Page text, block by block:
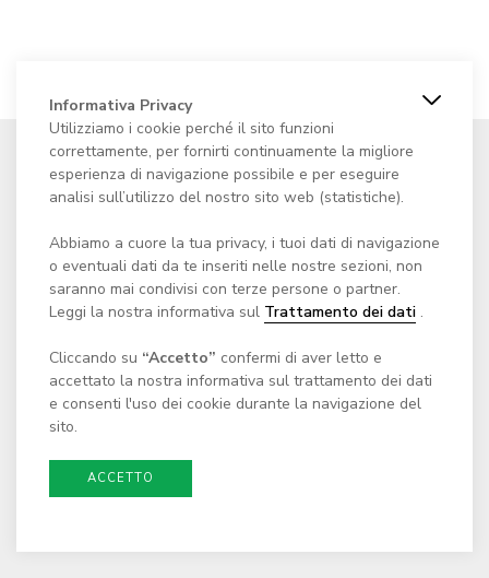
Fondazione Centro culturale
Casa dei Landfogti
Via Cantonale 65
c/o Comune di Monteceneri
CH - 6804 Bironico
E-mail:scrivici@casadeilandfogti.ch
Informativa Privacy
Utilizziamo i cookie perché il sito funzioni
correttamente, per fornirti continuamente la migliore
esperienza di navigazione possibile e per eseguire
analisi sull’utilizzo del nostro sito web (statistiche).
Abbiamo a cuore la tua privacy, i tuoi dati di navigazione
o eventuali dati da te inseriti nelle nostre sezioni, non
saranno mai condivisi con terze persone o partner.
Leggi la nostra informativa sul Trattamento dei dati .
Cliccando su “Accetto” confermi di aver letto e
accettato la nostra informativa sul trattamento dei dati
e consenti l'uso dei cookie durante la navigazione del
sito.
ACCETTO